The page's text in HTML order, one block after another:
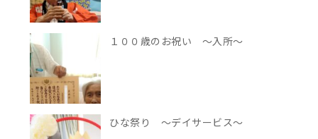
１００歳のお祝い ～入所～
ひな祭り ～デイサービス～